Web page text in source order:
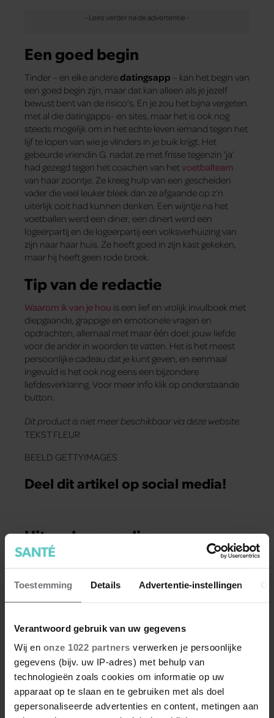
Toestemming Details Advertentie-instellingen
Verantwoord gebruik van uw gegevens
Wij en onze 1022 partners verwerken je persoonlijke
gegevens (bijv. uw IP-adres) met behulp van
technologieën zoals cookies om informatie op uw
apparaat op te slaan en te gebruiken met als doel
gepersonaliseerde advertenties en content, metingen aan
Een goed begin
Tinder – en elke anderedatingsapp – kan het begin van
een goed begin zijn, maar dat kan alleen als je jezelf
bewust bent van de risico’s. En je zou het bijna vergeten
met al die datingapps- en sites, maar het is ook nog
steeds mogelijk om in het echte leven iemand tegen het
lijf te lopen van wie je vlinders in je buik krijgt. Het
gebeurde vriendin G. nadat ze met frisse tegenzin ‘ja’
had gezegd tegen het coachen van hetvoetbalteam
van haar zoontje. Ze kreeg hulp van een gescheiden
vader die veel leuker bleek dan ze afgaande op z’n
uiterlijk ooit had kunnen denken. Een wijntje na het
voetballen werd een diner, een dinert werd een
logeerpartij en de logeerpartij een volksverhuizing van
zijn naar haar huis. Ze heeft goed in zijn kast gekeken,
maar hij heeft geen rode broek.
Tip van de redactie
Waarom ik van je hou is een lief en vrolijk invulboek met
diepgaande, grappige en emotionele vragen en
opdrachten, allemaal met maar één doel: jouw liefde
voor de ander in woorden te vatten. Het is het meest
persoonlijke cadeau dat je kunt geven, en eenmaal
ingevuld is het ook nog eens een bijzondere
liefdesverklaring. Voor meer info klik op onderstaande
button.
Dit product is niet meer beschikbaar via deze website.
TEKST FLEUR
BEELD GETTYIMAGES
Deel dit artikel op social media!
Uit andere media
MIND